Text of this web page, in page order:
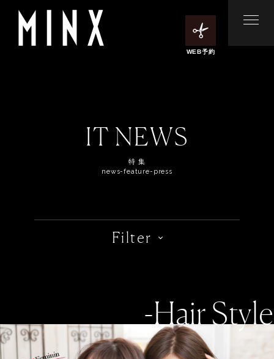
WEB予約
IT NEWS
特 集
news-feature-press
Filter
-Hair Style